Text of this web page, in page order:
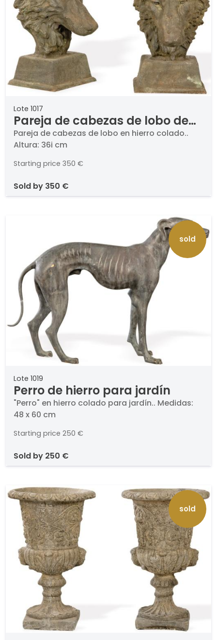
Lote 1017
Pareja de cabezas de lobo de
hierro
Pareja de cabezas de lobo en hierro colado..
Altura: 36i cm
Starting price 350 €
sold by 350 €
sold
Lote 1019
Perro de hierro para jardín
"Perro" en hierro colado para jardín.. Medidas:
48 x 60 cm
Starting price 250 €
sold by 250 €
sold